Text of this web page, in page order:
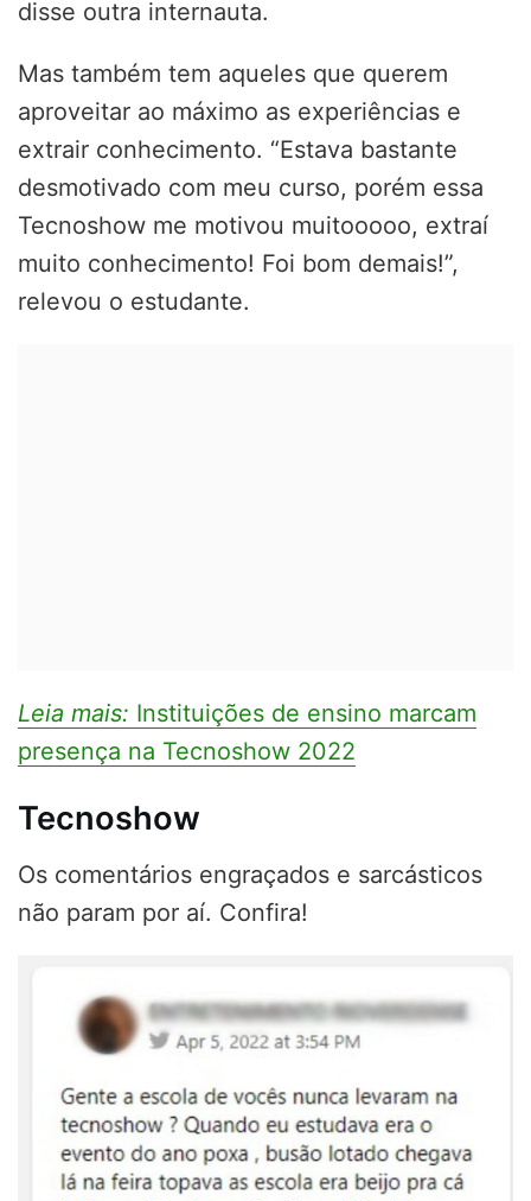
disse outra internauta.
Mas também tem aqueles que querem
aproveitar ao máximo as experiências e
extrair conhecimento. “Estava bastante
desmotivado com meu curso, porém essa
Tecnoshow me motivou muitooooo, extraí
muito conhecimento! Foi bom demais!”,
relevou o estudante.
Leia mais: Instituições de ensino marcam
presença na Tecnoshow 2022
Tecnoshow
Os comentários engraçados e sarcásticos
não param por aí. Confira!